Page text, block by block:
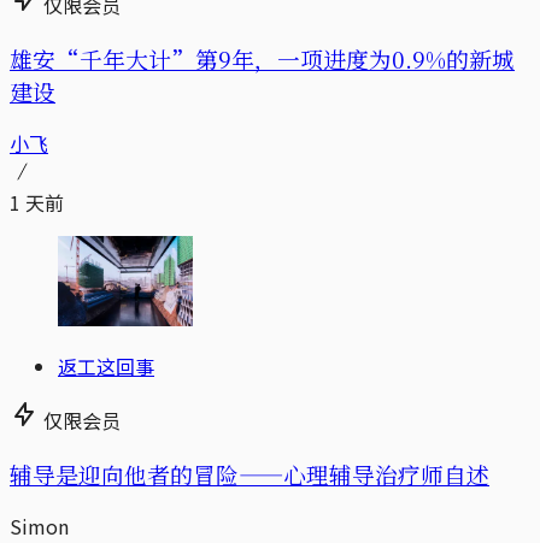
雄安“千年大计”第9年，一项进度为0.9%的新城
建设
小飞
1 天前
返工这回事
仅限会员
辅导是迎向他者的冒险——心理辅导治疗师自述
Simon